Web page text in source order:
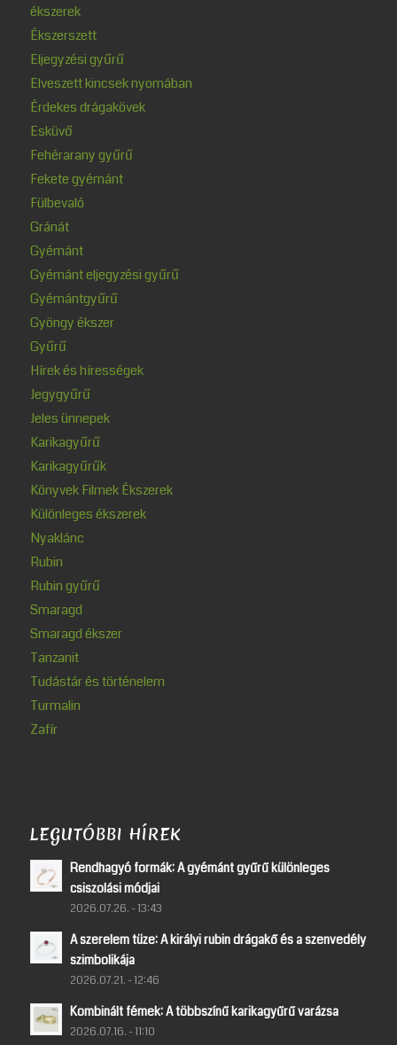
ékszerek
Ékszerszett
Eljegyzési gyűrű
Elveszett kincsek nyomában
Érdekes drágakövek
Esküvő
Fehérarany gyűrű
Fekete gyémánt
Fülbevaló
Gránát
Gyémánt
Gyémánt eljegyzési gyűrű
Gyémántgyűrű
Gyöngy ékszer
Gyűrű
Hírek és hírességek
Jegygyűrű
Jeles ünnepek
Karikagyűrű
Karikagyűrűk
Könyvek Filmek Ékszerek
Különleges ékszerek
Nyaklánc
Rubin
Rubin gyűrű
Smaragd
Smaragd ékszer
Tanzanit
Tudástár és történelem
Turmalin
Zafír
LEGUTÓBBI HÍREK
Rendhagyó formák: A gyémánt gyűrű különleges
csiszolási módjai
2026.07.26. - 13:43
A szerelem tüze: A királyi rubin drágakő és a szenvedély
szimbolikája
2026.07.21. - 12:46
Kombinált fémek: A többszínű karikagyűrű varázsa
2026.07.16. - 11:10